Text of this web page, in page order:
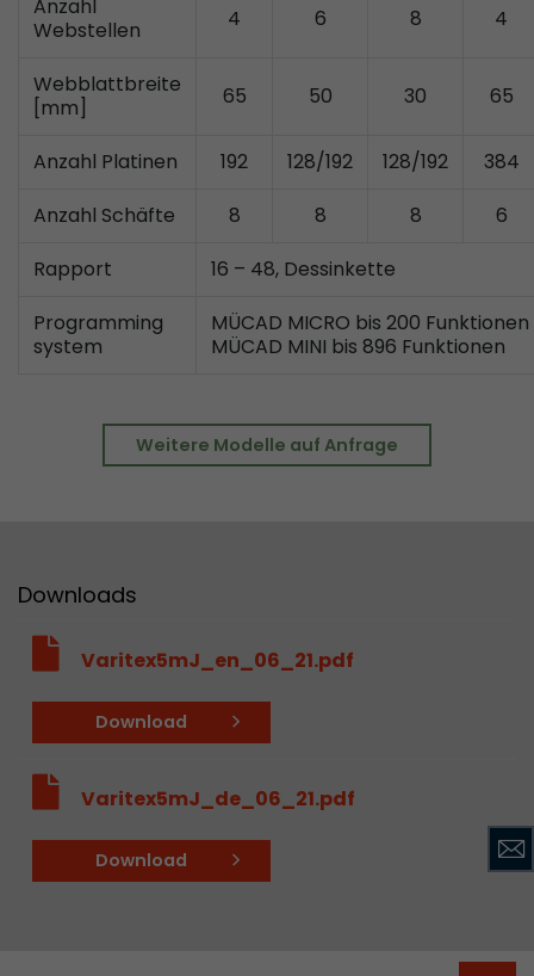
Anzahl
Webstellen
4 6 8 4
Webblattbreite
[mm]
65 50 30 65
Anzahl Platinen 192 128/192 128/192
384
Anzahl Schäfte
8 8 8
6
Rapport
16 – 48, Dessinkette
Programming
system
MÜCAD MICRO bis 200
MÜCAD MINI bis 896 Funktionen
Weitere Modelle auf Anfrage
Downloads
Varitex5mJ_en_06_21.pdf
Download
Varitex5mJ_de_06_21.pdf
Download
Laufzeit
Zweck
Leadinfo setzt zwei sogenannte Cookies, die
Einblicke in das Verhalten auf der Website
Name _li_ses
Leadinfo setzt zwei sogenannte Cookies, die